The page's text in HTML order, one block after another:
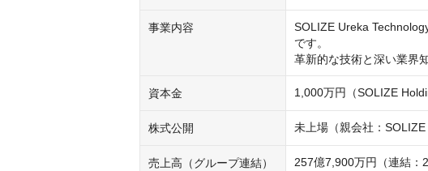
事業内容
SOLIZE Ureka
です。
革新的な技術と深い業界
資本金 1,000万円（SOLIZE
株式公開 未上場（親会社：
売上高（グループ連結）